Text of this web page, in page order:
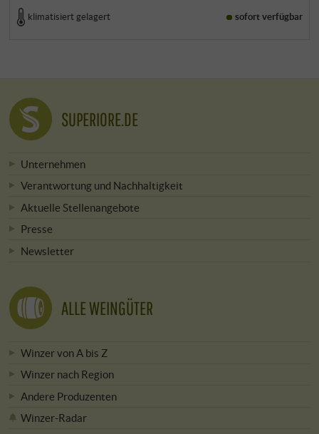
klimatisiert gelagert sofort verfügbar
SUPERIORE.DE
Unternehmen
Verantwortung und Nachhaltigkeit
Aktuelle Stellenangebote
Presse
Newsletter
ALLE WEINGÜTER
Winzer von A bis Z
Winzer nach Region
Andere Produzenten
Winzer-Radar